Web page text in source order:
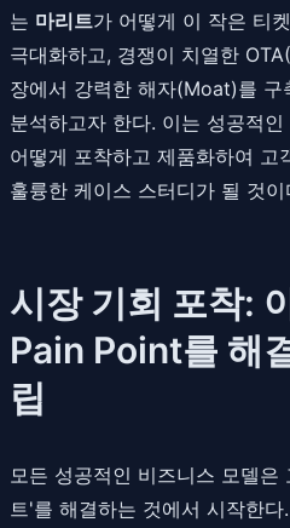
는 마리트가 어떻게 이 작은 티
극대화하고, 경쟁이 치열한
장에서 강력한 해자(Moat)를 구
분석하고자 한다. 이는 성공적
어떻게 포착하고 제품화하여 고
훌륭한 케이스 스터디가 될 것이
시장 기회 포착:
Pain Point를 해
립
모든 성공적인 비즈니스 모델
트'를 해결하는 것에서 시작한